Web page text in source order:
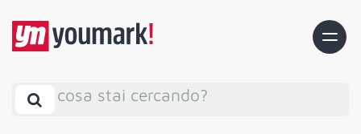
cosa stai cercando?